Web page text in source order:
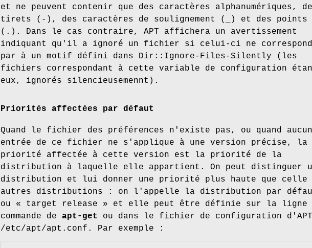
et ne peuvent contenir que des caractères alphanumériques,
tirets (-), des caractères de soulignement (_) et des points
(.). Dans le cas contraire, APT affichera un avertissement
indiquant qu'il a ignoré un fichier si celui-ci ne correspond
par à un motif défini dans Dir::Ignore-Files-Silently (les
fichiers correspondant à cette variable de configuration
eux, ignorés silencieusemennt).
Priorités affectées par défaut
Quand le fichier des préférences n'existe pas, ou quand
entrée de ce fichier ne s'applique à une version précise, la
priorité affectée à cette version est la priorité de la
distribution à laquelle elle appartient. On peut distinguer
distribution et lui donner une priorité plus haute que celle
autres distributions : on l'appelle la distribution par
ou « target release » et elle peut être définie sur la ligne
commande de apt-get
ou dans le fichier de configuration
/etc/apt/apt.conf. Par exemple :